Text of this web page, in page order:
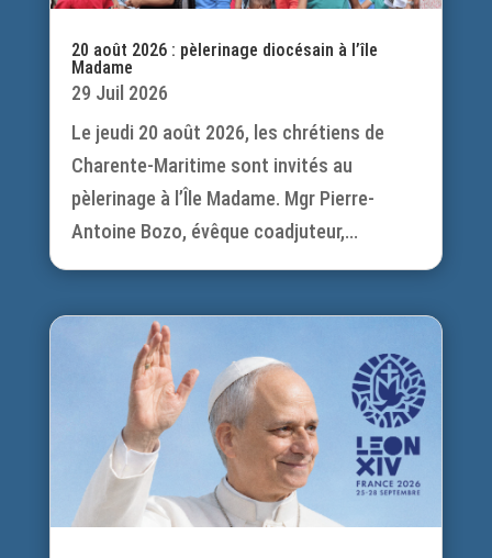
20 août 2026 : pèlerinage diocésain à l’île
Madame
29 Juil 2026
Le jeudi 20 août 2026, les chrétiens de
Charente-Maritime sont invités au
pèlerinage à l’Île Madame. Mgr Pierre-
Antoine Bozo, évêque coadjuteur,...